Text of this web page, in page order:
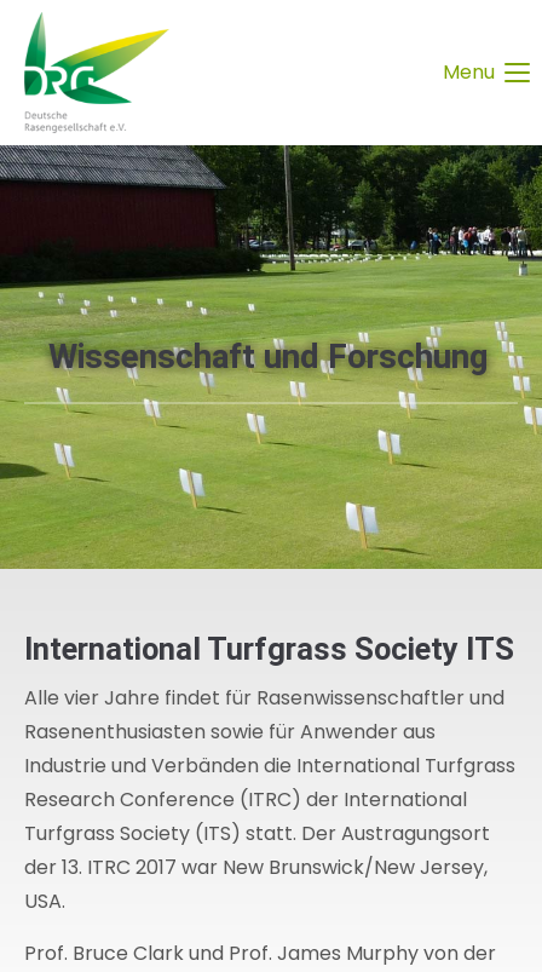
Menu
Wissenschaft und Forschung
International Turfgrass Society ITS
Alle vier Jahre findet für Rasenwissenschaftler und
Rasenenthusiasten sowie für Anwender aus
Industrie und Verbänden die International Turfgrass
Research Conference (ITRC) der International
Turfgrass Society (ITS) statt. Der Austragungsort
der 13. ITRC 2017 war New Brunswick/New Jersey,
USA.
Prof. Bruce Clark und Prof. James Murphy von der